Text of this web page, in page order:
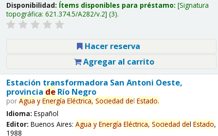
Disponibilidad: Ítems disponibles para préstamo: Signatura
topográfica: 621.374.5/A282/v.2 (3).
Hacer reserva
Agregar al carrito
Estación transformadora San Antoni Oeste,
provincia deRío Negro
por Agua y Energía Eléctrica, Sociedad del Estado.
Idioma: Español
Editor: Buenos Aires: Agua y Energía Eléctrica, Sociedad del Estado,
1988